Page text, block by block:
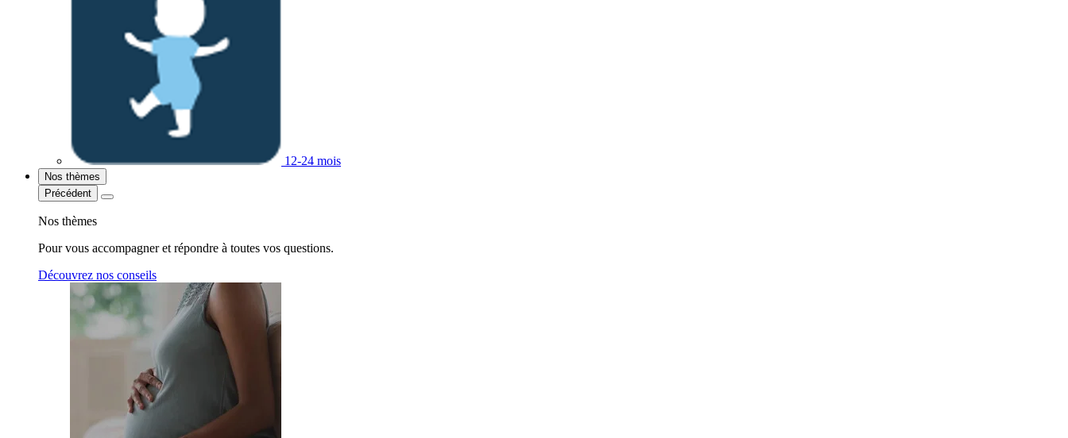
12-24 mois
Nos thèmes
Précédent
Nos thèmes
Pour vous accompagner et répondre à toutes vos questions.
Découvrez nos conseils